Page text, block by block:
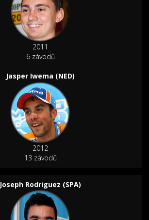
2011
6 závodů
Jasper Iwema (NED)
2012
13 závodů
Joseph Rodriguez (SPA)